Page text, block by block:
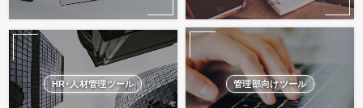
HR･人材管理ツール 管理部向けツール